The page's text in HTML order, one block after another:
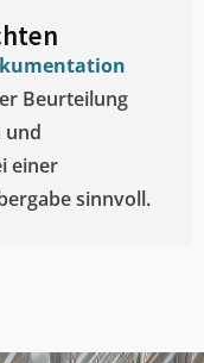
Beurteilung
und
einer
sinnvoll.